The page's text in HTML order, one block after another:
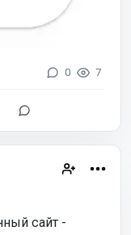
0 7
сайт -